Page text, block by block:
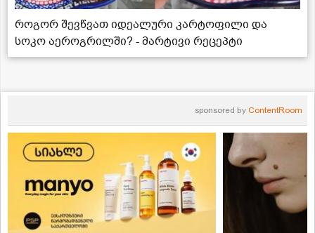
როგორ შევწვათ იდეალური კარტოფილი და
სოკო აეროგრილში? - მარტივი რეცეპტი
sponsored by ContentRoom